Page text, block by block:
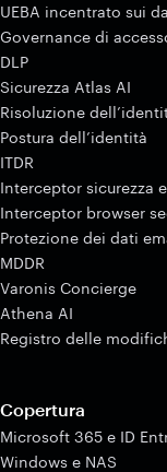
UEBA incentrato sui
Governance di
DLP
Sicurezza Atlas AI
Risoluzione
Postura dell’identità
ITDR
Interceptor sicurezza
Interceptor browser
Protezione dei dati
MDDR
Varonis Concierge
Athena AI
Registro delle
Copertura
Microsoft 365 e ID
Windows e NAS